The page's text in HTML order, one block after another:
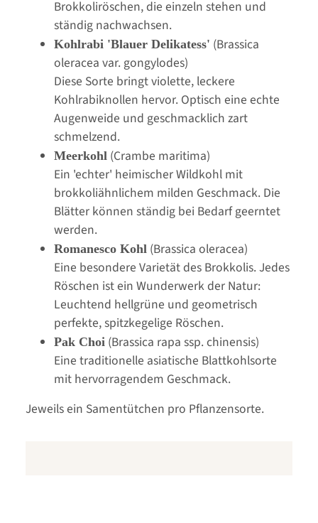
Brokkoliröschen, die einzeln stehen und
ständig nachwachsen.
Kohlrabi 'Blauer Delikatess' (Brassica
oleracea var. gongylodes)
Diese Sorte bringt violette, leckere
Kohlrabiknollen hervor. Optisch eine echte
Augenweide und geschmacklich zart
schmelzend.
Meerkohl (Crambe maritima)
Ein 'echter' heimischer Wildkohl mit
brokkoliähnlichem milden Geschmack. Die
Blätter können ständig bei Bedarf geerntet
werden.
Romanesco Kohl (Brassica oleracea)
Eine besondere Varietät des Brokkolis. Jedes
Röschen ist ein Wunderwerk der Natur:
Leuchtend hellgrüne und geometrisch
perfekte, spitzkegelige Röschen.
Pak Choi (Brassica rapa ssp. chinensis)
Eine traditionelle asiatische Blattkohlsorte
mit hervorragendem Geschmack.
Jeweils ein Samentütchen pro Pflanzensorte.